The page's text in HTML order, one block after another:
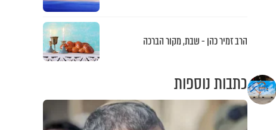
הרב זמיר כהן - שבת, מקור הברכה
כתבות נוספות